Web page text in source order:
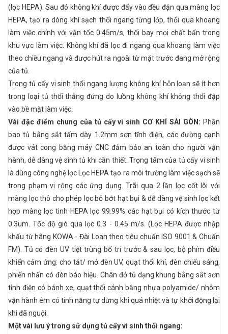
(lọc HEPA). Sau đó không khí được đẩy vào đều đặn qua màng lọc
HEPA, tạo ra dòng khí sạch thổi ngang từng lớp, thổi qua khoang
làm việc chính với vận tốc 0.45m/s, thổi bay mọi chất bẩn trong
khu vực làm việc. Không khí đã lọc đi ngang qua khoang làm việc
theo chiều ngang và được hút ra ngoài từ mặt trước đang mở rộng
của tủ.
Trong tủ cấy vi sinh thổi ngang lượng không khí hỗn loạn sẽ ít hơn
trong loại tủ thổi thẳng đứng do luồng không khí không thổi đập
vào bề mặt làm việc.
Vài đặc điểm chung của tủ cấy vi sinh CƠ KHÍ SÀI GÒN: Phần
bao tủ bằng sắt tấm dày 1.2mm sơn tĩnh điện, các đường cạnh
được vát cong bằng máy CNC đảm bảo an toàn cho người vận
hành, dễ dàng vệ sinh tủ khi cần thiết. Trọng tâm của tủ cấy vi sinh
là dùng công nghệ lọc Lọc HEPA tạo ra môi trường làm việc sạch sẽ
trong phạm vi rộng các ứng dụng. Trãi qua 2 lần lọc cốt lõi với
màng lọc thô cho phép lọc bỏ bớt hạt bụi & dễ dàng vệ sinh lọc kết
hợp màng lọc tinh HEPA lọc 99.99% các hạt bụi có kích thước từ
0.3um. Tốc độ gió qua lọc 0.3 - 0.45 m/s. (Lọc HEPA được nhập
khẩu từ hãng KOWA - Đài Loan theo tiêu chuẩn ISO 9001 & Chuẩn
FM). Tủ có đèn UV tiệt trùng bố trí trước & sau lọc, bộ phím điều
khiển cảm ứng: cho tắt/ mở đèn UV, quạt thổi khí, đèn chiếu sáng,
phiến nhấn có đèn báo hiệu. Chân đở tủ dạng khung bằng sắt sơn
tỉnh điện có bánh xe, quạt thổi cánh bằng nhựa polyamide/ nhôm
vận hành êm có tính năng tự dừng khi quá nhiệt và tự khởi động lại
khi đã nguội.
Một vài lưu ý trong sử dụng tủ cấy vi sinh thổi ngang: